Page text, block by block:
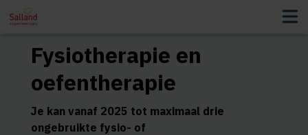
Fysiotherapie en
oefentherapie
Je kan vanaf 2025 tot maximaal drie
ongebruikte fysio- of